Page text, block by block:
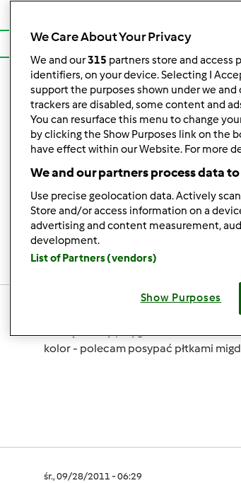
Najnowsze wyniki
wt., 09/27/2011 - 08:11
Witam, w najbliższą sobotę będziemy
prawdopodobnie 9 osób. Czy ktoś
TM na taką ilość osób?
Zachęcam by przygotować krem z
kolor - polecam posypać płtkami
śr., 09/28/2011 - 06:29
We Care About Your Privacy
We and our315 partners store and access
identifiers, on your device. Selecting I
support the purposes shown under we
trackers are disabled, some content and
You can resurface this menu to change
by clicking the Show Purposes link on the
have effect within our Website. For more
We and our partners process data
Use precise geolocation data. Actively
Store and/or access information on a
advertising and content measurement,
development.
List of Partners (vendors)
Show Purposes